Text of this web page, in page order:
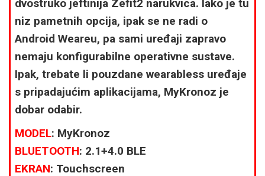
dvostruko jeftinija Zefit2 narukvica. Iako je tu
niz pametnih opcija, ipak se ne radi o
Android Weareu, pa sami uređaji zapravo
nemaju konfigurabilne operativne sustave.
Ipak, trebate li pouzdane wearabless uređaje
s pripadajućim aplikacijama, MyKronoz je
dobar odabir.
MODEL: MyKronoz
BLUETOOTH: 2.1+4.0 BLE
EKRAN: Touchscreen